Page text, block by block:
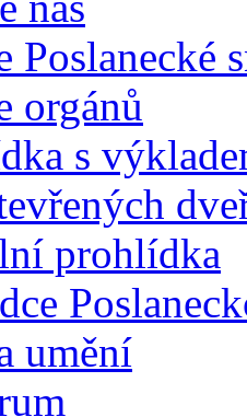
Poslanecké
orgánů
s
prohlídka
umění